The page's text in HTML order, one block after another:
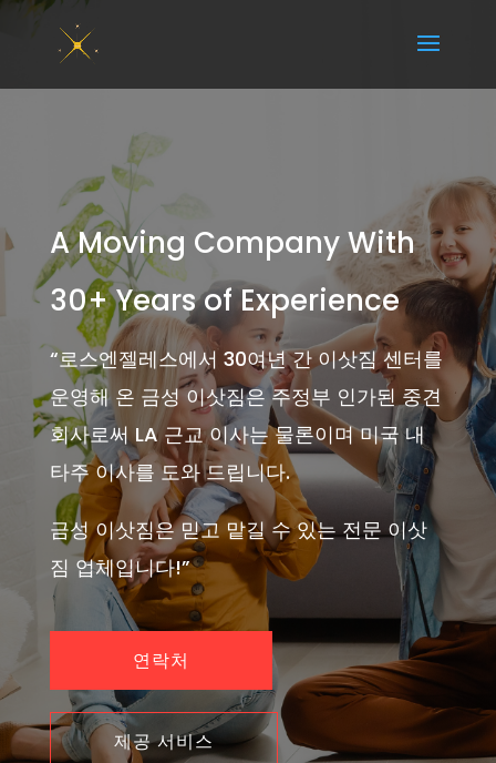
A Moving Company With
30+ Years of Experience
“로스엔젤레스에서 30여년 간 이삿짐 센터를
운영해 온 금성 이삿짐은 주정부 인가된 중견
회사로써 LA 근교 이사는 물론이며 미국 내
타주 이사를 도와 드립니다.
금성 이삿짐은 믿고 맡길 수 있는 전문 이삿
짐 업체입니다!”
연락처
제공 서비스